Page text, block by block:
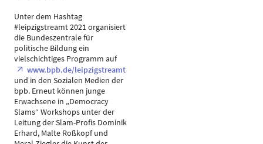
Unter dem Hashtag
#leipzigstreamt 2021 organisiert
die Bundeszentrale für
politische Bildung ein
vielschichtiges Programm auf
www.bpb.de/leipzigstreamt
und in den Sozialen Medien der
bpb. Erneut können junge
Erwachsene in „Democracy
Slams“ Workshops unter der
Leitung der Slam-Profis Dominik
Erhard, Malte Roßkopf und